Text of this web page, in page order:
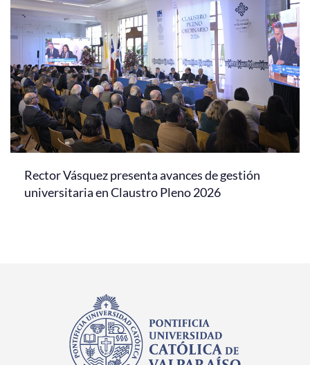
Rector Vásquez presenta avances de gestión
universitaria en Claustro Pleno 2026